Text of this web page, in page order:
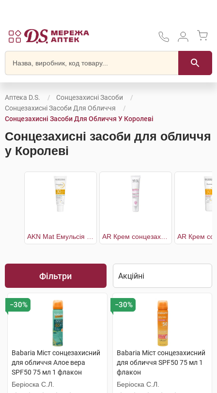
Аптека D.S.
Сонцезахисні Засоби
Сонцезахисні Засоби Для Обличчя
Сонцезахисні Засоби Для Обличчя У Королеві
Сонцезахисні засоби для обличчя
у Королеві
Фільтри
−30%
Babaria Міст сонцезахисний
для обличчя Алое вера
SPF50 75 мл 1 флакон
Беріоска С.Л.
−30%
Babaria Міст сонцезахисний
для обличчя SPF50 75 мл 1
флакон
Беріоска С.Л.